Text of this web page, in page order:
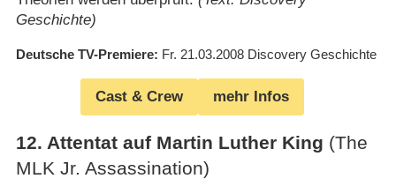
Geschichte)
Deutsche TV-Premiere Fr. 21.03.2008 Discovery Geschichte
Cast & Crew mehr Infos
12. Attentat auf Martin Luther King (The
MLK Jr. Assassination)